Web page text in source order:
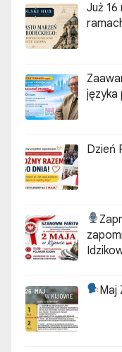
Już
języka
Dzień
Maj